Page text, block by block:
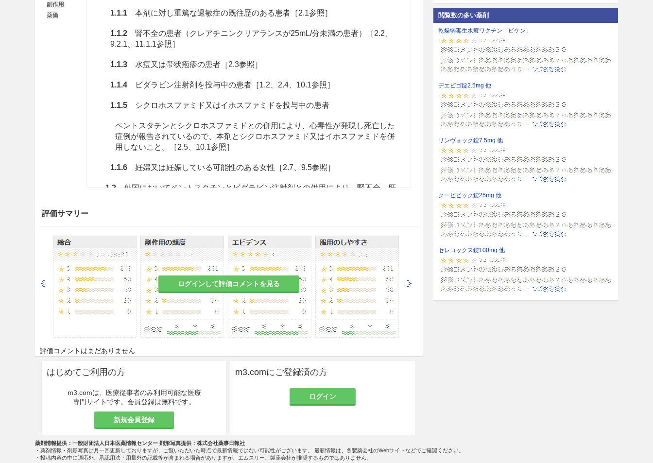
副作用
薬価
1.1.1本剤に対し重篤な過敏症の既往歴のある患者［2.1参照］
1.1.2腎不全の患者（クレアチニンクリアランスが25mL/分未満の患者）［2.2、
9.2.1、11.1.1参照］
1.1.3水痘又は帯状疱疹の患者［2.3参照］
1.1.4ビダラビン注射剤を投与中の患者［1.2、2.4、10.1参照］
1.1.5シクロホスファミド又はイホスファミドを投与中の患者
ペントスタチンとシクロホスファミドとの併用により、心毒性が発現し死亡した
症例が報告されているので、本剤とシクロホスファミド又はイホスファミドを併
用しないこと 。［2.5、10.1参照］
1.1.6妊婦又は妊娠している可能性のある女性［2.7、9.5参照］
1.2 外国においてペントスタチンとビダラビン注射剤との併用により、腎不全、肝
いるので併用しないこと
。［2.6、10.1参照］
2.1 本剤に対し重篤な過敏症の既往歴のある患者［1.1.1参照］
2.2
腎不全の患者（クレアチニンクリアランスが25mL/分未満の患者）［腎不全が
増悪するおそれがある。］［1.1.2、9.2.1、11.1.1参照］
水痘又は帯状疱疹の患者［免疫抑制作用により水痘又は帯状疱疹が増悪するお
2.6フルダラビンリン酸エステル製剤を投与中の患者［1.3、10.1参照］
2.7妊婦又は妊娠している可能性のある女性［1.1.6、9.5参照］
効能・効果
評価サマリー
ログインして評価コメントを見る
評価コメントはまだありません
はじめてご利用の方
m3.comは、医療従事者のみ利用可能な医療
専門サイトです。会員登録は無料です。
新規会員登録
m3.comにご登録済の方
ログイン
閲覧数の多い薬剤
乾燥弱毒生水痘ワクチン「ビケン」
デエビゴ錠2.5mg 他
リンヴォック錠7.5mg 他
クービビック錠25mg 他
セレコックス錠100mg 他
薬剤情報提供：一般財団法人日本医薬情報センター 剤形写真提供：株式会社薬事日報社
・薬剤情報・剤形写真は月一回更新しておりますが、ご覧いただいた時点で最新情報ではない可能性がございます。 最新情報は、各製薬会社のWebサイトなどでご確認ください。
・投稿内容の中に適応外、承認用法・用量外の記載等が含まれる場合がありますが、エムスリー、製薬会社が推奨するものではありません。